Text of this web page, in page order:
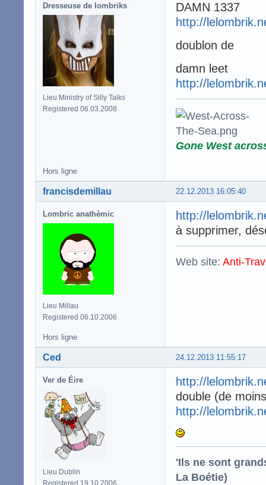
Dresseuse de lombriks
Lieu Ministry of Silly Talks
Registered 06.03.2008
DAMN 1337
http://
doublon de
damn leet
http://
Gone West
Hors ligne
22.12.2013 16:05:40
francisdemillau
Lombric anathèmic
Lieu Millau
Registered 06.10.2006
http://
à supprimer,
Web site: Anti-
Hors ligne
24.12.2013 11:55:17
Ced
Ver de Éire
Lieu Dublin
http://
double (de
http://
'Ils ne sont
La Boétie)